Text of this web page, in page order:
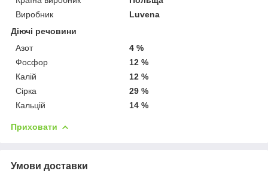
Виробник
Luvena
Діючі речовини
Азот
4 %
Фосфор
12 %
Калій
12 %
Сірка
29 %
Кальцій
14 %
Приховати
Умови доставки